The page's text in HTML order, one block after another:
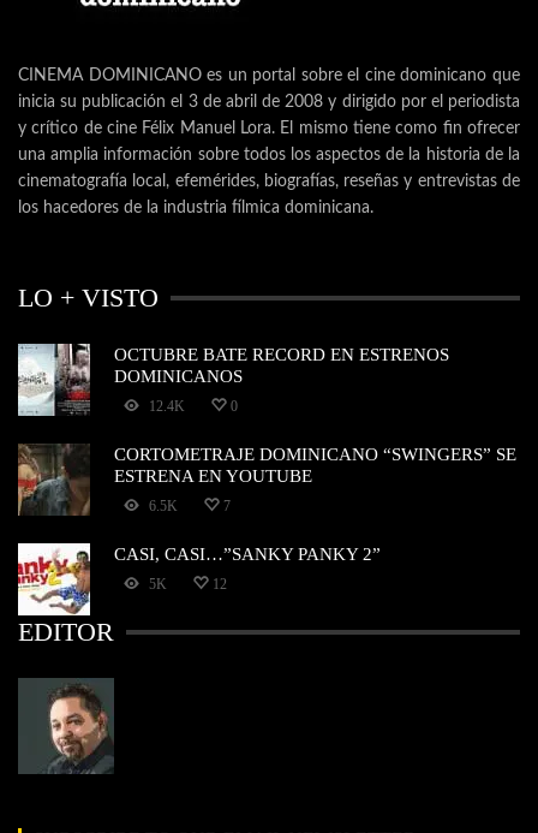
CINEMA DOMINICANO es un portal sobre el cine dominicano que
inicia su publicación el 3 de abril de 2008 y dirigido por el periodista
y crítico de cine Félix Manuel Lora. El mismo tiene como fin ofrecer
una amplia información sobre todos los aspectos de la historia de la
cinematografía local, efemérides, biografías, reseñas y entrevistas de
los hacedores de la industria fílmica dominicana.
LO + VISTO
OCTUBRE BATE RECORD EN ESTRENOS
DOMINICANOS
12.4K 0
CORTOMETRAJE DOMINICANO “SWINGERS” SE
ESTRENA EN YOUTUBE
6.5K 7
CASI, CASI…”SANKY PANKY 2”
5K 12
EDITOR